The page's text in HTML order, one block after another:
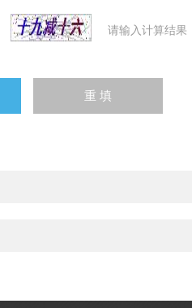
请输入计算结果